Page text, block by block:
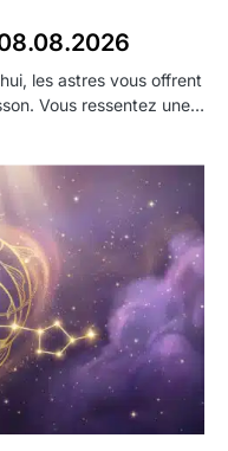
les astres vous offrent
Vous ressentez une…